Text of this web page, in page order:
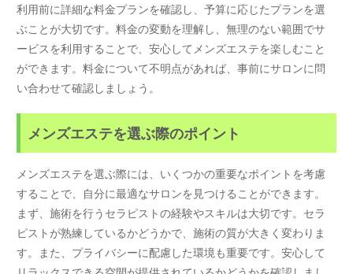
利用前に詳細な料金プランを確認し、予算に応じたプランを選
ぶことが大切です。料金の変動を理解し、無理のない範囲でサ
ービスを利用することで、安心してメンズエステを楽しむこと
ができます。料金について不明点があれば、事前にサロンに問
い合わせて確認しましょう。
メンズエステを選ぶ際のポイント
メンズエステを選ぶ際には、いくつかの重要なポイントを考慮
することで、自分に最適なサロンを見つけることができます。
まず、施術を行うセラピストの経験やスキルは大切です。セラ
ピストが熟練しているかどうかで、施術の質が大きく変わりま
す。また、プライバシーに配慮した環境も重要です。安心して